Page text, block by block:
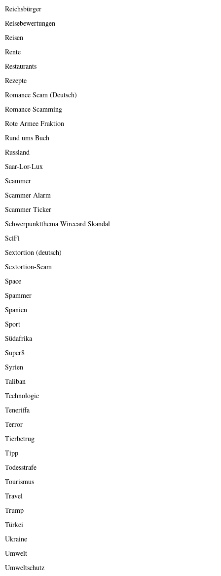
Reichsbürger
Reisebewertungen
Reisen
Rente
Restaurants
Rezepte
Romance Scam (Deutsch)
Romance Scamming
Rote Armee Fraktion
Rund ums Buch
Russland
Saar-Lor-Lux
Scammer
Scammer Alarm
Scammer Ticker
Schwerpunktthema Wirecard Skandal
SciFi
Sextortion (deutsch)
Sextortion-Scam
Space
Spammer
Spanien
Sport
Südafrika
Super8
Syrien
Taliban
Technologie
Teneriffa
Terror
Tierbetrug
Tipp
Todesstrafe
Tourismus
Travel
Trump
Türkei
Ukraine
Umwelt
Umweltschutz